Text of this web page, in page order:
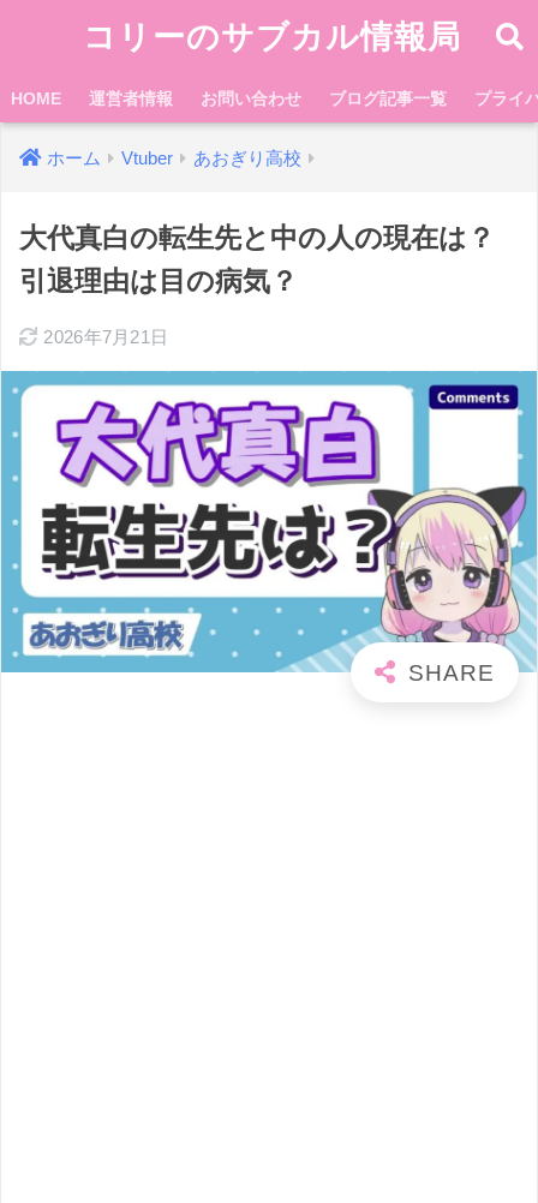
コリーのサブカル情報局
HOME 運営者情報 お問い合わせ ブログ記事一覧 プライ
ホーム Vtuber あおぎり高校
大代真白の転生先と中の人の現在は？
引退理由は目の病気？
2026年7月21日